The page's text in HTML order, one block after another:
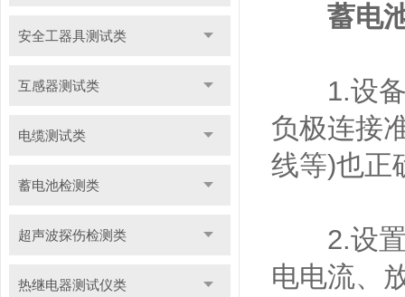
安全工器具测试类
互感器测试类
电缆测试类
蓄电池检测类
超声波探伤检测类
热继电器测试仪类
蓄电
1.设备
负极连接
线等)也正
2.设置
电电流、